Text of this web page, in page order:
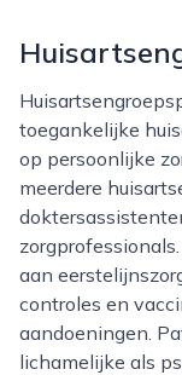
Huisartsengroepspraktijk de laar is een moderne en
toegankelijke
op persoonlijke
meerdere
aan
controles en
aandoeningen.
lichamelijke als